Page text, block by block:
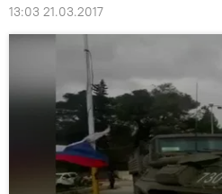
13:03 21.03.2017